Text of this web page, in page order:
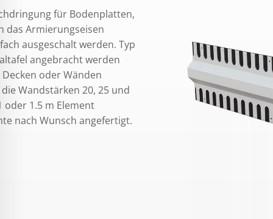
für Bodenplatten,
das Armierungseisen
ausgeschalt werden. Typ
angebracht werden
oder Wänden
Wandstärken 20, 25 und
oder 1.5 m Element
nach Wunsch angefertigt.